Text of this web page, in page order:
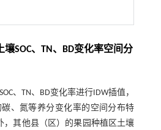
SOC、TN、BD变化率空间分
、TN、BD变化率进行IDW插值，
、氮等养分变化率的空间分布特
，其他县（区）的果园种植区土壤